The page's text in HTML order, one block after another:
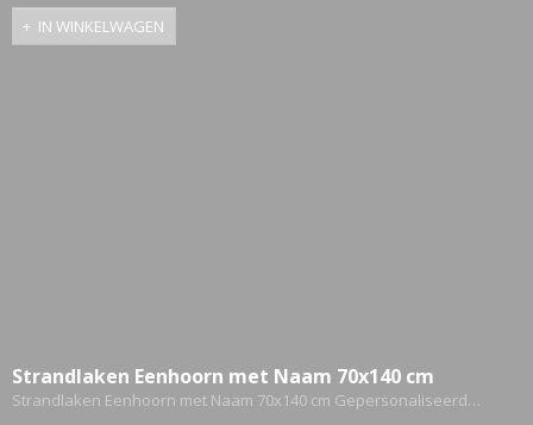
IN WINKELWAGEN
Strandlaken Eenhoorn met Naam 70x140 cm
Gepersonaliseerd
Strandlaken Eenhoorn met Naam 70x140 cm Gepersonaliseerd…